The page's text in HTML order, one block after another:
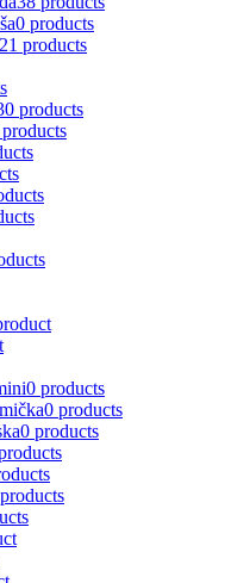
0 products
21 products
products
0 products
0 products
0 products